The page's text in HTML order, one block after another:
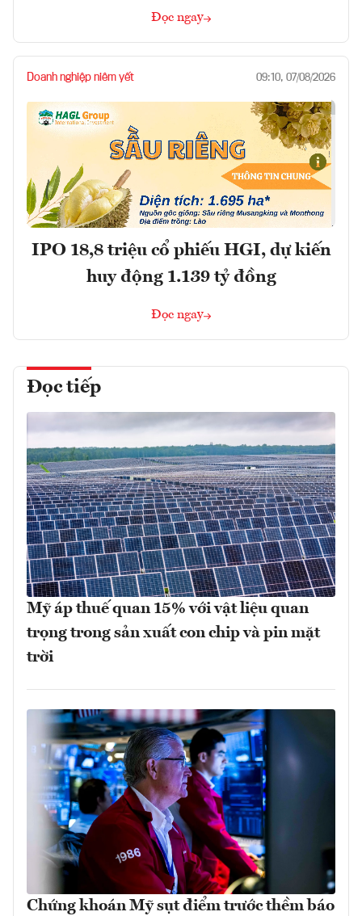
Đọc ngay
Doanh nghiệp niêm yết 09:10, 07/08/2026
IPO 18,8 triệu cổ phiếu HGI, dự kiến
huy động 1.139 tỷ đồng
Đọc ngay
Đọc tiếp
Mỹ áp thuế quan 15% với vật liệu quan
trọng trong sản xuất con chip và pin mặt
trời
Chứng khoán Mỹ sụt điểm trước thềm báo